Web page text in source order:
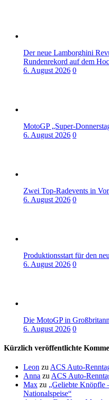
Der neue Lamborghini
Rundenrekord auf dem
6. August 2026 0
MotoGP „Super-
6. August 2026 0
Zwei Top-Radevents in
6. August 2026 0
Produktionsstart für den
6. August 2026 0
Die MotoGP in
6. August 2026 0
Kürzlich veröffentlichte
Leon zu ACS Auto-
Anna zu ACS Auto-
Max zu „Geliebte Knöpfle
Nationalspeise“